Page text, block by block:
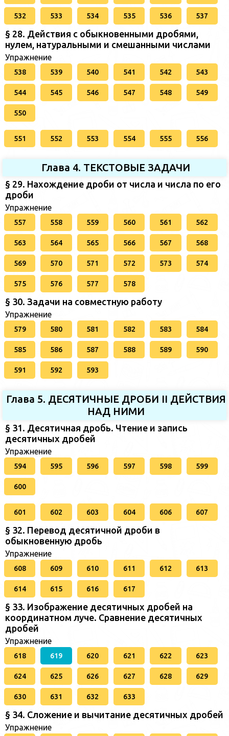
532 533 534 535 536 537
§ 28. Действия с обыкновенными дробями,
нулем, натуральными и смешанными числами
Упражнение
538 539 540 541 542 543
544 545 546 547 548 549
550
551 552 553 554 555 556
Глава 4. ТЕКСТОВЫЕ ЗАДАЧИ
§ 29. Нахождение дроби от числа и числа по его
дроби
Упражнение
557 558 559 560 561 562
563 564 565 566 567 568
569 570 571 572 573 574
575 576 577 578
§ 30. Задачи на совместную работу
Упражнение
579 580 581 582 583 584
585 586 587 588 589 590
591 592 593
Глава 5. ДЕСЯТИЧНЫЕ ДРОБИ II ДЕЙСТВИЯ
НАД НИМИ
§ 31. Десятичная дробь. Чтение и запись
десятичных дробей
Упражнение
594 595 596 597 598 599
600
601 602 603 604 606 607
§ 32. Перевод десятичной дроби в
обыкновенную дробь
Упражнение
608 609 610 611 612 613
614 615 616 617
§ 33. Изображение десятичных дробей на
координатном луче. Сравнение десятичных
дробей
Упражнение
618 619 620 621 622 623
624 625 626 627 628 629
630 631 632 633
§ 34. Сложение и вычитание десятичных дробей
Упражнение